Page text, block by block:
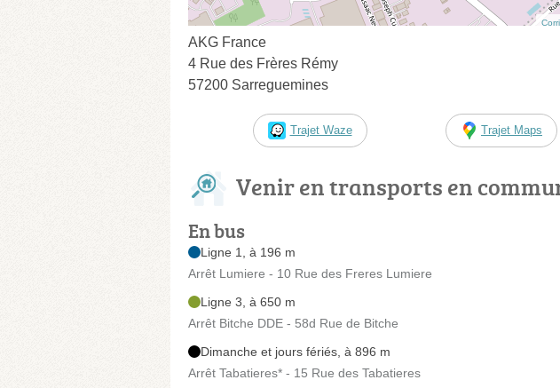
AKG France
4 Rue des Frères Rémy
57200 Sarreguemines
Trajet Waze Trajet Maps
Venir en transports en
En bus
Ligne 1, à 196 m
Arrêt Lumiere - 10 Rue des Freres Lumiere
Ligne 3, à 650 m
Arrêt Bitche DDE - 58d Rue de Bitche
Dimanche et jours fériés, à 896 m
Arrêt Tabatieres* - 15 Rue des Tabatieres